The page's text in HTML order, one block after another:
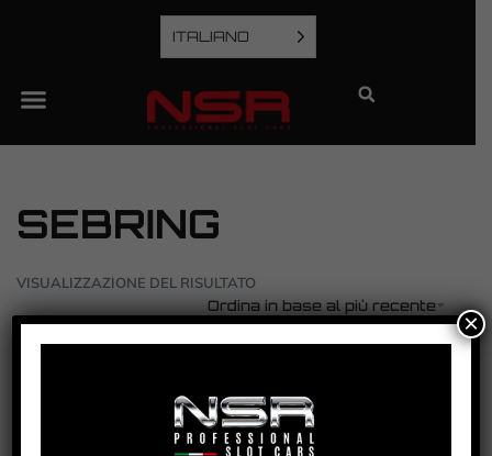
ITALIANO
SEBRING
VISUALIZZAZIONE DEL RISULTATO
Ordina in base al più recente
×